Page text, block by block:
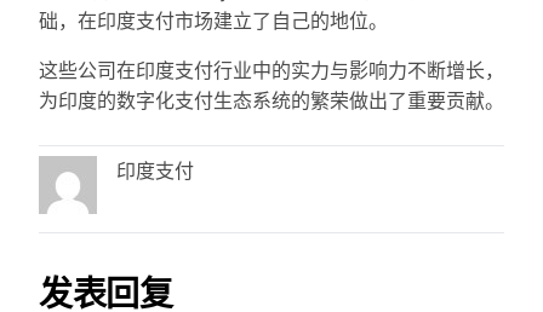
础，在印度支付市场建立了自己的地位。
这些公司在印度支付行业中的实力与影响力不断增长，
为印度的数字化支付生态系统的繁荣做出了重要贡献。
印度支付
发表回复